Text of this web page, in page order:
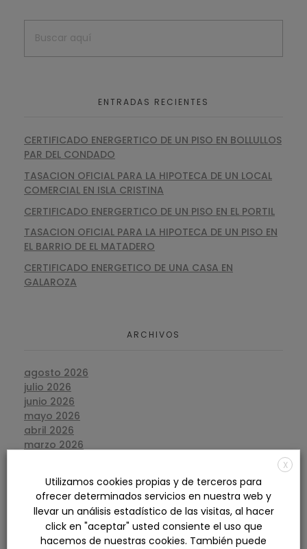
ENTRADAS RECIENTES
CERTIFICADO ENERGERTICO DE UN PISO EN BOLLULLOS
PAR DEL CONDADO
TASACION OFICIAL PARA LA HIPOTECA DE UN LOCAL
COMERCIAL EN ISLA CRISTINA
CERTIFICADO ENERGERTICO DE UN PISO EN EL PORTIL
TASACION OFICIAL PARA LA HIPOTECA DE UN PISO EN
EL BARRIO DE EL MATADERO
CERTIFICADO ENERGETICO DE UNA CASA EN
GALAROZA
ARCHIVOS
agosto 2026
julio 2026
junio 2026
mayo 2026
abril 2026
marzo 2026
diciembre 2025
noviembre 2025
octubre 2025
septiembre 2025
agosto 2025
X
Utilizamos cookies propias y de terceros para
ofrecer determinados servicios en nuestra web y
llevar un análisis estadístico de las visitas, al hacer
click en "aceptar" usted consiente el uso que
hacemos de nuestras cookies. También puede